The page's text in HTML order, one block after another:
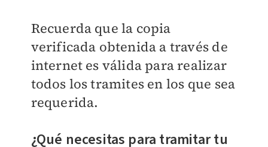
Recuerda que la copia
verificada obtenida a través de
internet es válida para realizar
todos los tramites en los que sea
requerida.
¿Qué necesitas para tramitar tu